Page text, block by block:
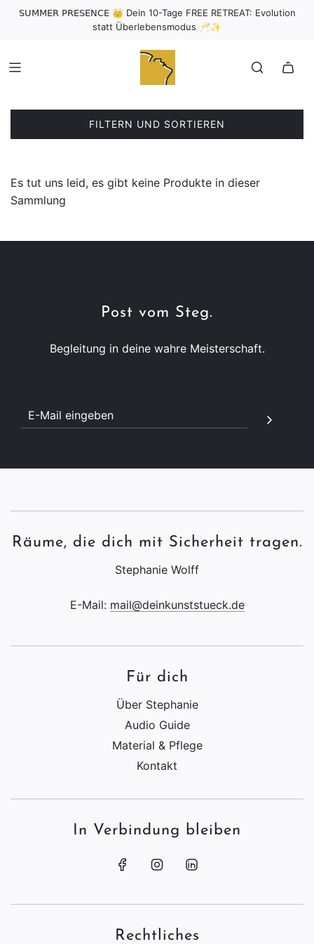
𝖲𝖴𝖬𝖬𝖤𝖱 𝖯𝖱𝖤𝖲𝖤𝖭𝖢𝖤 👑 Dein 10-Tage FREE RETREAT: Evolution
statt Überlebensmodus 🥂✨
FILTERN UND SORTIEREN
Es tut uns leid, es gibt keine Produkte in dieser
Sammlung
Post vom Steg.
Begleitung in deine wahre Meisterschaft.
Räume, die dich mit Sicherheit tragen.
Stephanie Wolff
E-Mail: mail@deinkunststueck.de
Für dich
Über Stephanie
Audio Guide
Material & Pflege
Kontakt
In Verbindung bleiben
Rechtliches